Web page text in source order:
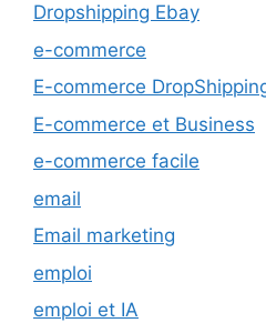
Dropshipping Ebay
e-commerce
E-commerce
E-commerce et Business
e-commerce facile
email
Email marketing
emploi
emploi et IA